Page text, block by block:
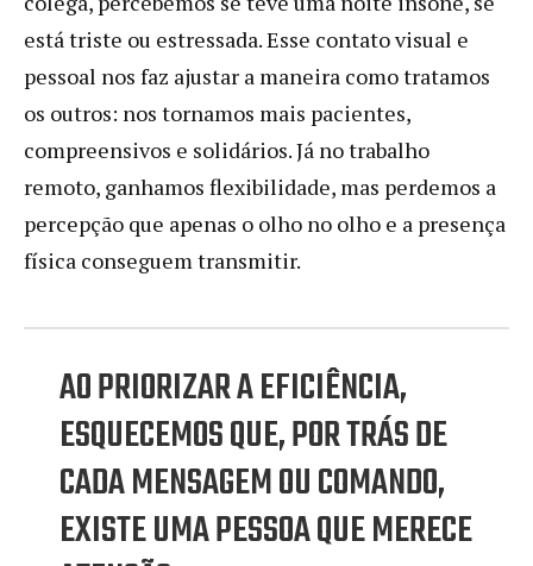
está triste ou estressada. Esse contato visual e
pessoal nos faz ajustar a maneira como tratamos
os outros: nos tornamos mais pacientes,
compreensivos e solidários. Já no trabalho
remoto, ganhamos flexibilidade, mas perdemos a
percepção que apenas o olho no olho e a presença
física conseguem transmitir.
AO PRIORIZAR A EFICIÊNCIA,
ESQUECEMOS QUE, POR TRÁS DE
CADA MENSAGEM OU COMANDO,
EXISTE UMA PESSOA QUE MERECE